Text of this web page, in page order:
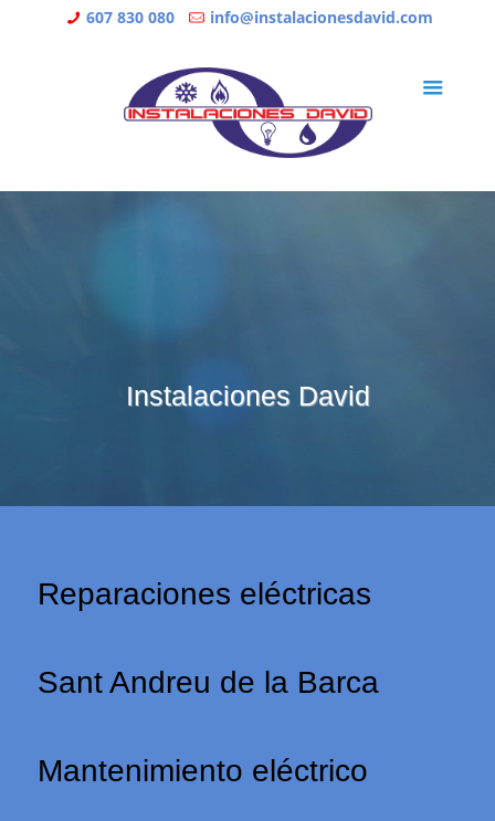
607 830 080 info@instalacionesdavid.com
Instalaciones David
Reparaciones eléctricas
Sant Andreu de la Barca
Mantenimiento eléctrico